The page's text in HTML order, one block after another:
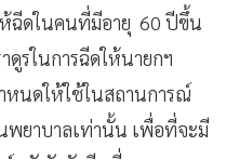
ฉีดในคนที่มีอายุ 60 ปีขึ้น
ดูรในการฉีดให้นายกฯ
หนดให้ใช้ในสถานการณ์
พยาบาลเท่านั้น เพื่อที่จะมี